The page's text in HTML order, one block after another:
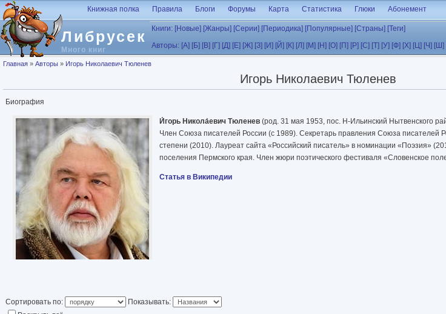
Перейти к основному содержанию
Либрусек
Много книг
Книжная полка Правила Блоги Форумы Карта Статистика Глюки Абонемент
Книги: [Новые] [Жанры] [Серии] [Периодика] [Популярные] [Страны] [Теги]
Авторы: [А] [Б] [В] [Г] [Д] [Е] [Ж] [З] [И] [Й] [К] [Л] [М] [Н] [О] [П] [Р] [С] [Т] [У] [Ф] [Х] [Ц] [Ч] [Ш]
Вы здесь
Главная » Авторы » Игорь Николаевич Тюленев
Игорь Николаевич Тюленев
Биография
И́горь Никола́евич Тюленев (род. 31 мая 1953, пос. Н-Ильинский Нытвенского
Член Союза писателей России (с 1989). Секретарь правления Союза писателей
степени (2010). Лауреат сайта «Российский писатель» в номинации «Поэзия»
поселения Пермского края. Член жюри поэтического фестиваля «Словенское
Статья в Википедии
Сортировать по:
Показывать: